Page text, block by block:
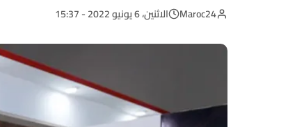
Maroc24 الاثنين، 6 يونيو 2022 - 15:37